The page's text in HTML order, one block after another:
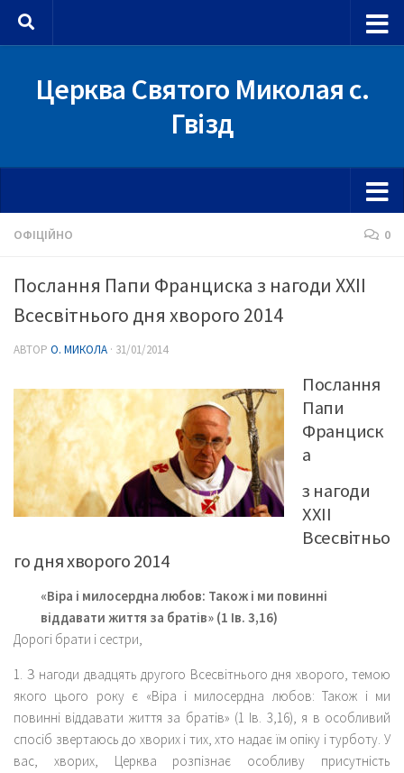
Skip to content
Церква Святого Миколая с.
Гвізд
ОФІЦІЙНО 0
Послання Папи Франциска з нагоди ХХІІ
Всесвітнього дня хворого 2014
АВТОР О. МИКОЛА · 31/01/2014
Послання
Папи
Франциск
а
з нагоди
ХХІІ
Всесвітньо
го дня хворого 2014
«Віра і милосердна любов: Також і ми повинні
віддавати життя за братів» (1 Ів. 3,16)
Дорогі брати і сестри,
1. З нагоди двадцять другого Всесвітнього дня хворого, темою
якого цього року є «Віра і милосердна любов: Також і ми
повинні віддавати життя за братів» (1 Ів. 3,16), я в особливий
спосіб звертаюсь до хворих і тих, хто надає їм опіку і турботу. У
вас, хворих, Церква розпізнає особливу присутність